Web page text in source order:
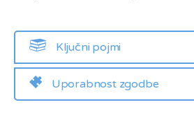
Ključni pojmi
Uporabnost zgodbe